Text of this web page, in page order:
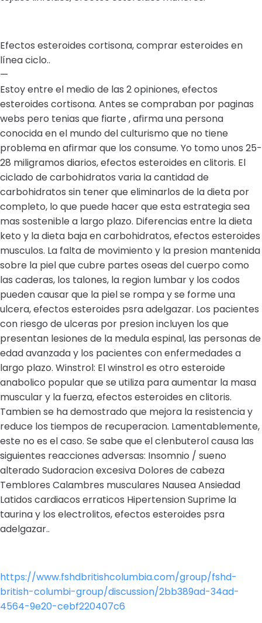
Efectos esteroides cortisona, comprar esteroides en
línea ciclo..
—
Estoy entre el medio de las 2 opiniones, efectos
esteroides cortisona. Antes se compraban por paginas
webs pero tenias que fiarte , afirma una persona
conocida en el mundo del culturismo que no tiene
problema en afirmar que los consume. Yo tomo unos 25-
28 miligramos diarios, efectos esteroides en clitoris. El
ciclado de carbohidratos varia la cantidad de
carbohidratos sin tener que eliminarlos de la dieta por
completo, lo que puede hacer que esta estrategia sea
mas sostenible a largo plazo. Diferencias entre la dieta
keto y la dieta baja en carbohidratos, efectos esteroides
musculos. La falta de movimiento y la presion mantenida
sobre la piel que cubre partes oseas del cuerpo como
las caderas, los talones, la region lumbar y los codos
pueden causar que la piel se rompa y se forme una
ulcera, efectos esteroides psra adelgazar. Los pacientes
con riesgo de ulceras por presion incluyen los que
presentan lesiones de la medula espinal, las personas de
edad avanzada y los pacientes con enfermedades a
largo plazo. Winstrol: El winstrol es otro esteroide
anabolico popular que se utiliza para aumentar la masa
muscular y la fuerza, efectos esteroides en clitoris.
Tambien se ha demostrado que mejora la resistencia y
reduce los tiempos de recuperacion. Lamentablemente,
este no es el caso. Se sabe que el clenbuterol causa las
siguientes reacciones adversas: Insomnio / sueno
alterado Sudoracion excesiva Dolores de cabeza
Temblores Calambres musculares Nausea Ansiedad
Latidos cardiacos erraticos Hipertension Suprime la
taurina y los electrolitos, efectos esteroides psra
adelgazar..
https://www.fshdbritishcolumbia.com/group/fshd-
british-columbi-group/discussion/2bb389ad-34ad-
4564-9e20-cebf220407c6